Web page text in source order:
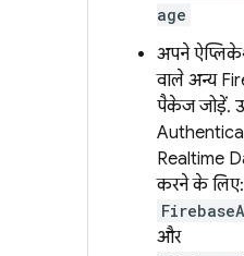
age
अपने
वाले अन्य
पैकेज जोड़ें.
Realtime
करने के लिए:
और